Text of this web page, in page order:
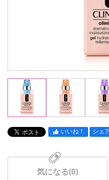
いいね！ シェ
気になる(0)